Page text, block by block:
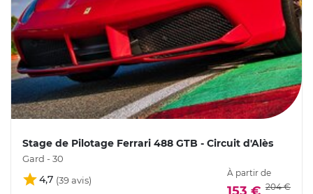
Stage de Pilotage Ferrari 488 GTB - Circuit d'Alès
Gard - 30
4,7
À partir de
204 €